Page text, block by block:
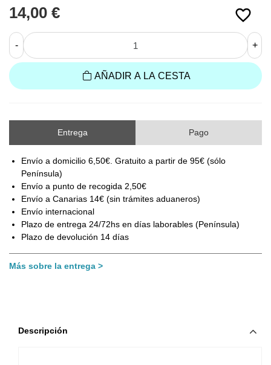
favorite_border
14,00 €
- +
AÑADIR A LA CESTA
Entrega Pago
Envío a domicilio 6,50€. Gratuito a partir de 95€ (sólo
Península)
Envío a punto de recogida 2,50€
Envío a Canarias 14€ (sin trámites aduaneros)
Envío internacional
Plazo de entrega 24/72hs en días laborables (Península)
Plazo de devolución 14 días
Más sobre la entrega
Descripción